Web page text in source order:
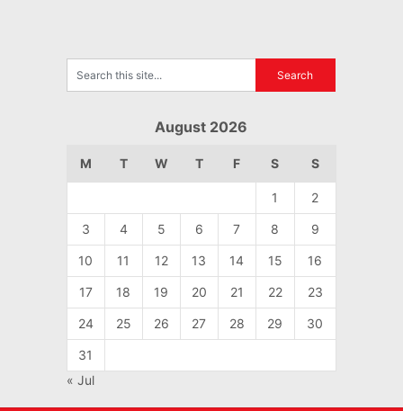
August 2026
M T W T F S S
1 2
3 4 5 6 7 8 9
10 11 12 13 14 15 16
17 18 19 20 21 22 23
24 25 26 27 28 29 30
31
« Jul